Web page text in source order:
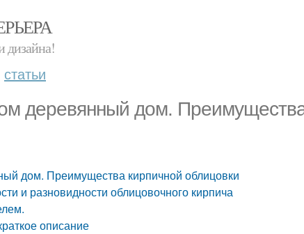
дизайна!
статьи
деревянный дом.
дом. Преимущества кирпичной облицовки
и разновидности облицовочного кирпича
описание